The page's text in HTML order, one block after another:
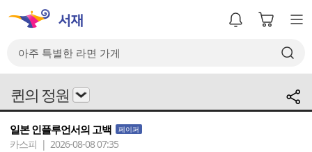
퀸의 정원
일본 인플루언서의 고백 페이퍼
카스피 | 2026-08-08 07:35